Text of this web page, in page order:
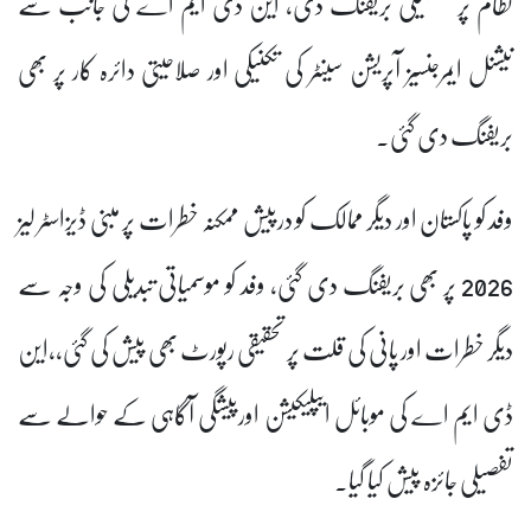
نیشنل ایمرجنسیز آپریشن سینٹر کی تکنیکی اور صلاحیتی دائرہ کار پر بھی
بریفنگ دی گئی۔
وفد کو پاکستان اور دیگر ممالک کو درپیش ممکنہ خطرات پر مبنی ڈیزاسٹر لیز
2026 پر بھی بریفنگ دی گئی، وفد کو موسمیاتی تبدیلی کی وجہ سے
دیگر خطرات اور پانی کی قلت پر تحقیقی رپورٹ بھی پیش کی گئی,،این
ڈی ایم اے کی موبائل ایپلیکیشن اورپیشگی آگاہی کے حوالے سے
تفصیلی جائزہ پیش کیا گیا۔